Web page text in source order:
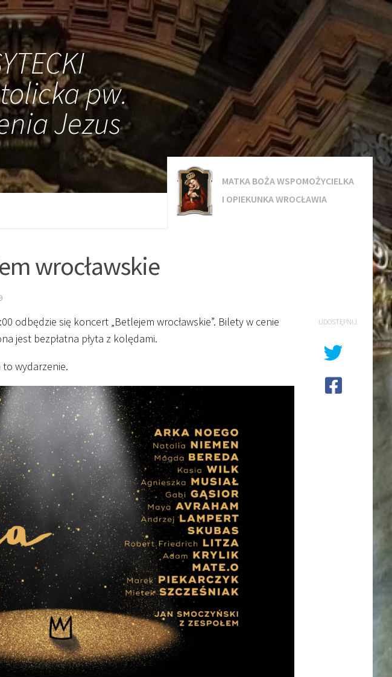
pw.
Jezus
MATKA BOŻA WSPOMOŻYCIELKA
I OPIEKUNKA WROCŁAWIA
wrocławskie
odbędzie się koncert „Betlejem wrocławskie”. Bilety w cenie
jest bezpłatna płyta z kolędami.
wydarzenie.
UDOSTĘPNIJ